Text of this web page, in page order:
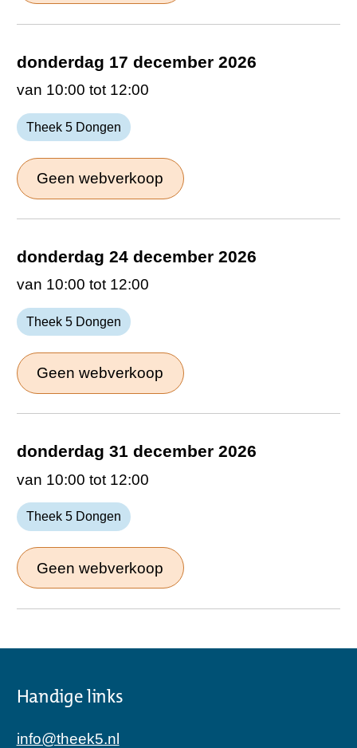
donderdag 17 december 2026
van 10:00 tot 12:00
Theek 5 Dongen
Geen webverkoop
donderdag 24 december 2026
van 10:00 tot 12:00
Theek 5 Dongen
Geen webverkoop
donderdag 31 december 2026
van 10:00 tot 12:00
Theek 5 Dongen
Geen webverkoop
Handige links
info@theek5.nl